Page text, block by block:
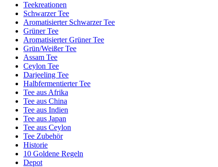
Teekreationen
Schwarzer Tee
Aromatisierter Schwarzer Tee
Grüner Tee
Aromatisierter Grüner Tee
Grün/Weißer Tee
Assam Tee
Ceylon Tee
Darjeeling Tee
Halbfermentierter Tee
Tee aus Afrika
Tee aus China
Tee aus Indien
Tee aus Japan
Tee aus Ceylon
Tee Zubehör
Historie
10 Goldene Regeln
Depot